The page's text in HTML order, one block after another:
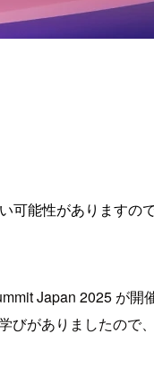
能性がありますの
Japan 2025 が開
がありましたので